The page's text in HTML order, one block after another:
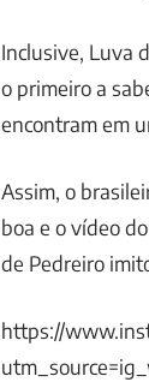
Inclusive, Luva
o primeiro a
encontram em
Assim, o
boa e o vídeo
de Pedreiro
https://